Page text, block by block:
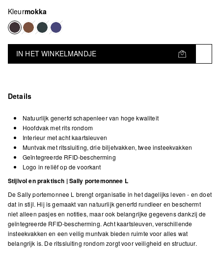
Kleurmokka
IN HET WINKELMANDJE
Details
Natuurlijk generfd schapenleer van hoge kwaliteit
Hoofdvak met rits rondom
Interieur met acht kaartsleuven
Muntvak met ritssluiting, drie biljetvakken, twee insteekvakken
Geïntegreerde RFID-bescherming
Logo in reliëf op de voorkant
Stijlvol en praktisch | Sally portemonnee L
De Sally portemonnee L brengt organisatie in het dagelijks leven - en doet
dat in stijl. Hij is gemaakt van natuurlijk generfd rundleer en beschermt
niet alleen pasjes en notities, maar ook belangrijke gegevens dankzij de
geïntegreerde RFID-bescherming. Acht kaartsleuven, verschillende
insteekvakken en een veilig muntvak bieden ruimte voor alles wat
belangrijk is. De ritssluiting rondom zorgt voor veiligheid en structuur.